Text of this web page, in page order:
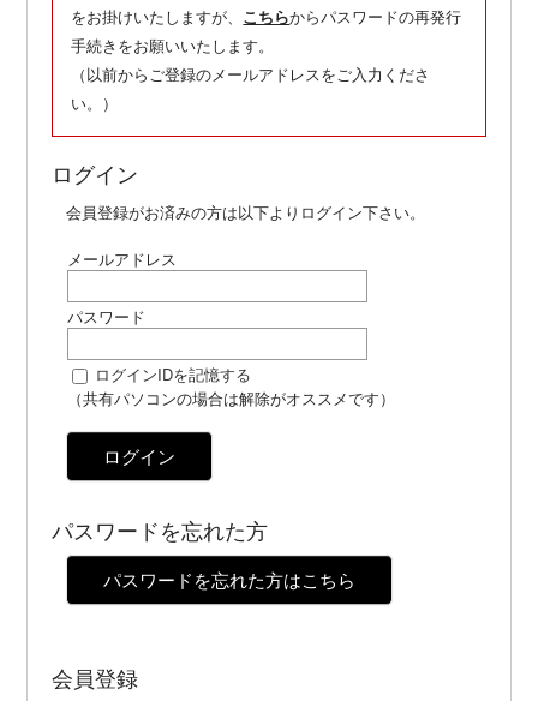
をお掛けいたしますが、 こちらからパスワードの再発行
手続きをお願いいたします。
（以前からご登録のメールアドレスをご入力くださ
い。）
ログイン
会員登録がお済みの方は以下よりログイン下さい。
メールアドレス
パスワード
ログインIDを記憶する
（共有パソコンの場合は解除がオススメです）
ログイン
パスワードを忘れた方
パスワードを忘れた方はこちら
会員登録